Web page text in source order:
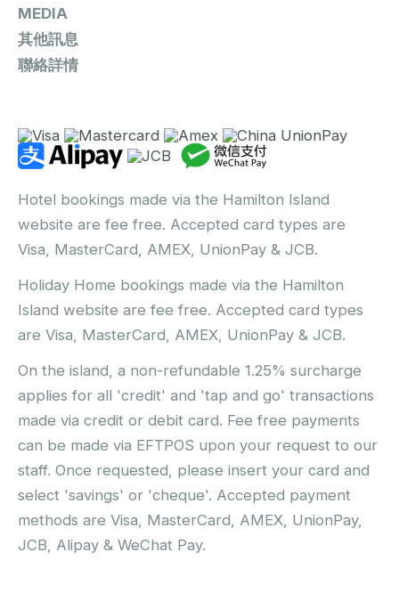
MEDIA
其他訊息
聯絡詳情
Hotel bookings made via the Hamilton Island
website are fee free. Accepted card types are
Visa, MasterCard, AMEX, UnionPay & JCB.
Holiday Home bookings made via the Hamilton
Island website are fee free. Accepted card types
are Visa, MasterCard, AMEX, UnionPay & JCB.
On the island, a non-refundable 1.25% surcharge
applies for all 'credit' and 'tap and go' transactions
made via credit or debit card. Fee free payments
can be made via EFTPOS upon your request to our
staff. Once requested, please insert your card and
select 'savings' or 'cheque'. Accepted payment
methods are Visa, MasterCard, AMEX, UnionPay,
JCB, Alipay & WeChat Pay.